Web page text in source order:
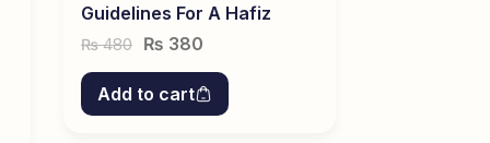
Guidelines For A Hafiz
₨480 ₨ 380
Add to cart